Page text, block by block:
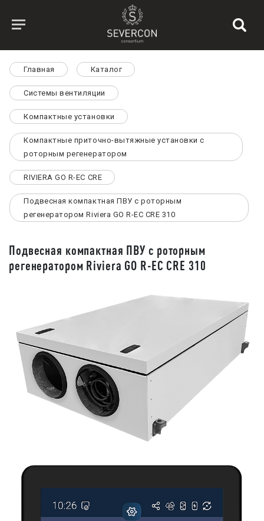
Главная Каталог
Системы вентиляции
Компактные установки
Компактные приточно-вытяжные установки с
роторным регенератором
RIVIERA GO R-EC СRE
Подвесная компактная ПВУ с роторным
регенератором Riviera GO R-EC CRE 310
Подвесная компактная ПВУ с роторным
регенератором Riviera GO R-EC CRE 310